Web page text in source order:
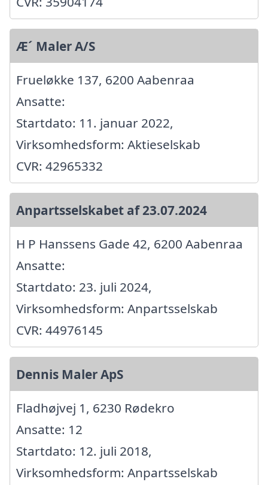
Æ´ Maler A/S
Frueløkke 137, 6200 Aabenraa
Ansatte:
Startdato: 11. januar 2022,
Virksomhedsform: Aktieselskab
CVR: 42965332
Anpartsselskabet af 23.07.2024
H P Hanssens Gade 42, 6200 Aabenraa
Ansatte:
Startdato: 23. juli 2024,
Virksomhedsform: Anpartsselskab
CVR: 44976145
Dennis Maler ApS
Fladhøjvej 1, 6230 Rødekro
Ansatte: 12
Startdato: 12. juli 2018,
Virksomhedsform: Anpartsselskab